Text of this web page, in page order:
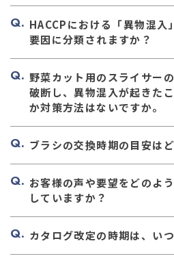
HACCPにおける「異物混入
要因に分類されますか？
野菜カット用のスライサー
破断し、異物混入が起きた
か対策方法はないですか。
ブラシの交換時期の目安は
お客様の声や要望をどのよ
していますか？
カタログ改定の時期は、い